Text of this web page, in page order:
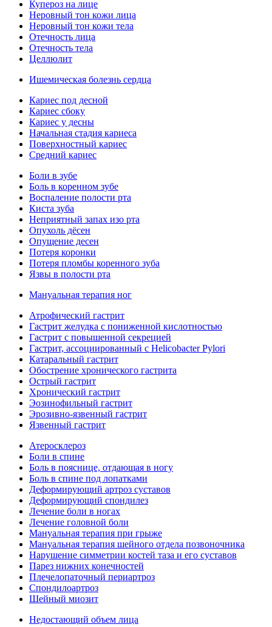
Купероз на лице
Неровный тон кожи лица
Неровный тон кожи тела
Отечность лица
Отечность тела
Целлюлит
Ишемическая болезнь сердца
Кариес под десной
Кариес сбоку
Кариес у десны
Начальная стадия кариеса
Поверхностный кариес
Средний кариес
Боли в зубе
Боль в коренном зубе
Воспаление полости рта
Киста зуба
Неприятный запах изо рта
Опухоль дёсен
Опущение десен
Потеря коронки
Потеря пломбы коренного зуба
Язвы в полости рта
Мануальная терапия ног
Атрофический гастрит
Гастрит желудка с пониженной кислотностью
Гастрит с повышенной секрецией
Гастрит, ассоциированный с Helicobacter Pylori
Катаральный гастрит
Обострение хронического гастрита
Острый гастрит
Хронический гастрит
Эозинофильный гастрит
Эрозивно-язвенный гастрит
Язвенный гастрит
Атеросклероз
Боли в спине
Боль в пояснице, отдающая в ногу
Боль в спине под лопатками
Деформирующий артроз суставов
Деформирующий спондилез
Лечение боли в ногах
Лечение головной боли
Мануальная терапия при грыже
Мануальная терапия шейного отдела позвоночника
Нарушение симметрии костей таза и его суставов
Парез нижних конечностей
Плечелопаточный периартроз
Спондилоартроз
Шейный миозит
Недостающий объем лица